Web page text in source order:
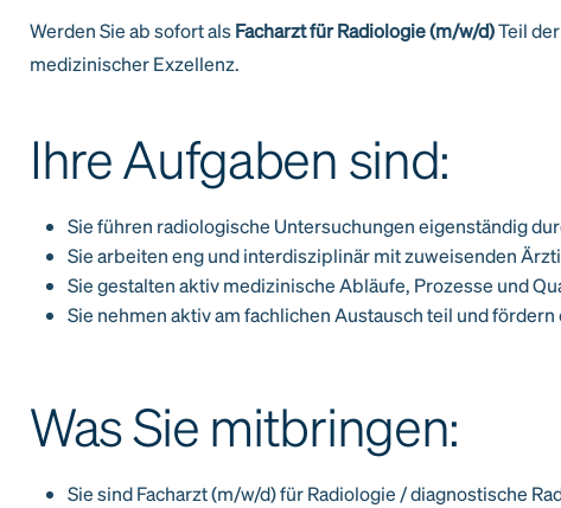
Werden Sie ab sofortalsFacharzt für Radiologie (m/w/d)Teil der
medizinischer Exzellenz.
Ihre Aufgaben sind:
Sie führen radiologische Untersuchungen eigenständig
Sie arbeiten eng und interdisziplinär mit zuweisenden
Sie gestalten aktiv medizinische Abläufe, Prozesse und
Sie nehmen aktiv am fachlichen Austausch teil und
Was Sie mitbringen:
Sie sind Facharzt (m/w/d) für Radiologie / diagnostische